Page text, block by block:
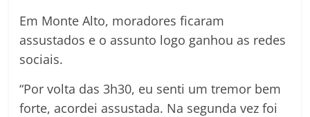
Em Monte Alto, moradores ficaram
assustados e o assunto logo ganhou as redes
sociais.
“Por volta das 3h30, eu senti um tremor bem
forte, acordei assustada. Na segunda vez foi